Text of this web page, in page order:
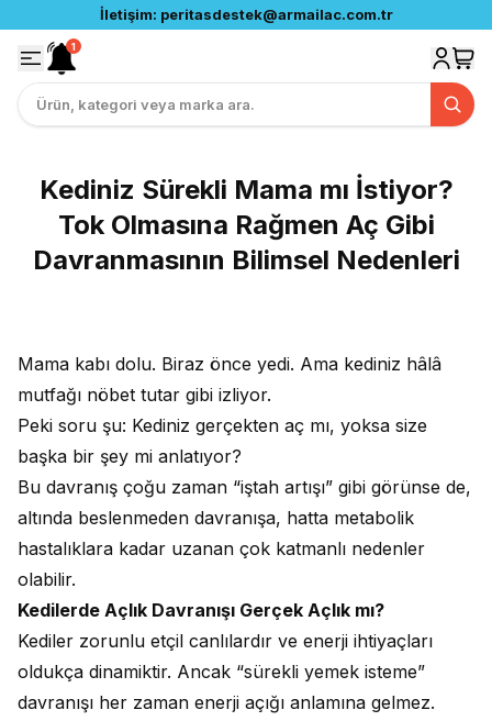
İletişim: peritasdestek@armailac.com.tr
1
Kediniz Sürekli Mama mı İstiyor?
Tok Olmasına Rağmen Aç Gibi
Davranmasının Bilimsel Nedenleri
Mama kabı dolu. Biraz önce yedi. Ama kediniz hâlâ
mutfağı nöbet tutar gibi izliyor.
Peki soru şu: Kediniz gerçekten aç mı, yoksa size
başka bir şey mi anlatıyor?
Bu davranış çoğu zaman “iştah artışı” gibi görünse de,
altında beslenmeden davranışa, hatta metabolik
hastalıklara kadar uzanan çok katmanlı nedenler
olabilir.
Kedilerde Açlık Davranışı Gerçek Açlık mı?
Kediler zorunlu etçil canlılardır ve enerji ihtiyaçları
oldukça dinamiktir. Ancak “sürekli yemek isteme”
davranışı her zaman enerji açığı anlamına gelmez.